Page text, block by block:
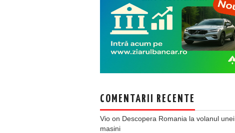
COMENTARII RECENTE
Vio on Descopera Romania la volanul unei
masini